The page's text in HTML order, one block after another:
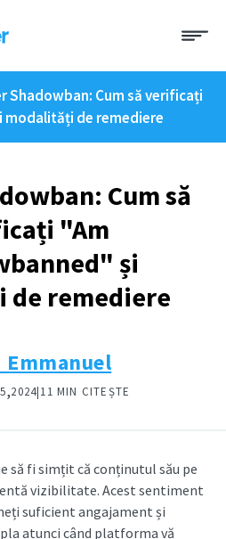
Shadowban: Cum să verificați
modalități de remediere
Cum să
"Am
și
remediere
Emmanuel
,2024|11 MIN CITEȘTE
să fi simțit că conținutul său pe
vizibilitate. Acest sentiment
suficient angajament și
atunci când platforma vă